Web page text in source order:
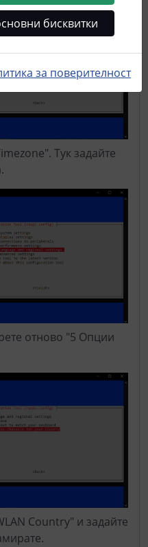
Тук задайте
отново "5 Опции
Country" и задайте
бисквитки
за поверителност